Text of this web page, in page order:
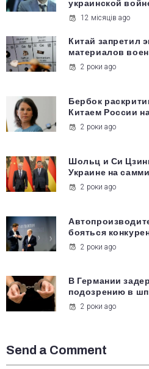
украинской
12 місяців ago
Китай запретил
материалов
2 роки ago
Бербок
Китаем России
2 роки ago
Шольц и Си
Украине на
2 роки ago
бояться
2 роки ago
В Германии
подозрению в
2 роки ago
Send a Comment